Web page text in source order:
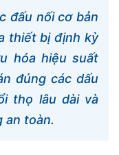
đấu nối cơ bản
thiết bị định kỳ
hóa hiệu suất
đúng các dấu
thọ lâu dài và
an toàn.